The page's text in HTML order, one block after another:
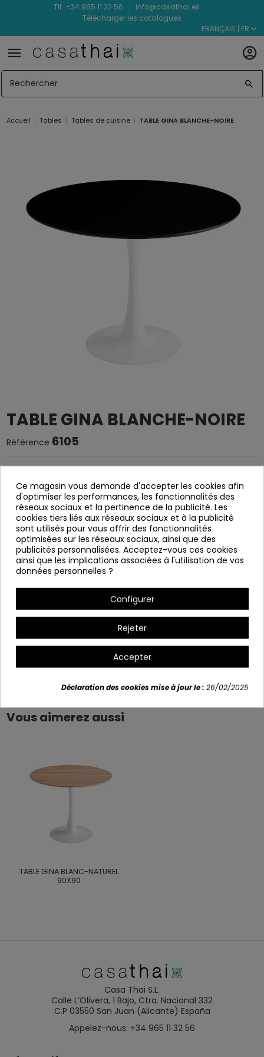
Tlf. +34 965 11 32 56
info@casathai.es
Télécharger les catalogues
FRANÇAIS | FR
Accueil Tables Tables de cuisine TABLE GINA BLANCHE-NOIRE
TABLE GINA BLANCHE-NOIRE
Référence 6105
Tableau Gina
Table à manger White-Negra
MDF cover
Canard mécanique
Ça sert à démanteler.
120x120x75cm
Variants
Détails du produit
Vous aimerez aussi
TABLE GINA BLANC-NATUREL
90X90
Casa Thai S.L.
Calle L’Olivera, 1 Bajo, Ctra. Nacional 332
C.P 03550 San Juan (Alicante) España
Appelez-nous: +34 965 11 32 56
Ce magasin vous demande d'accepter les cookies afin
d'optimiser les performances, les fonctionnalités des
réseaux sociaux et la pertinence de la publicité. Les
cookies tiers liés aux réseaux sociaux et à la publicité
sont utilisés pour vous offrir des fonctionnalités
optimisées sur les réseaux sociaux, ainsi que des
publicités personnalisées. Acceptez-vous ces cookies
ainsi que les implications associées à l'utilisation de vos
données personnelles ?
Configurer
Rejeter
Accepter
Déclaration des cookies mise à jour le :26/02/2025